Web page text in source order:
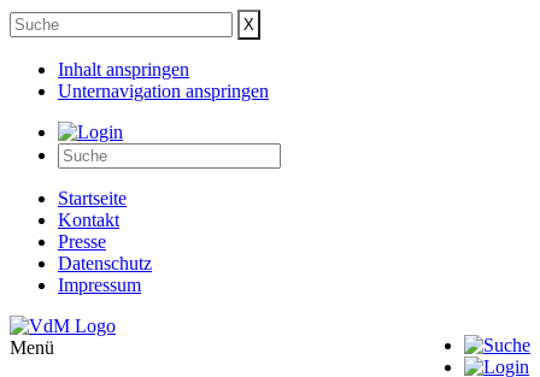
Inhalt anspringen
Unternavigation anspringen
Startseite
Kontakt
Presse
Datenschutz
Impressum
Menü